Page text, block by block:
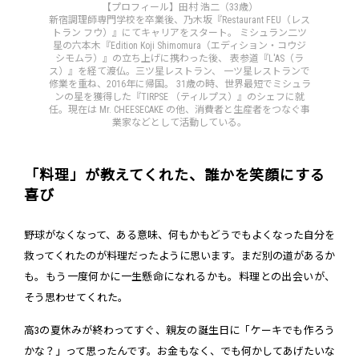
【プロフィール】田村 浩二（33歳）
新宿調理師専門学校を卒業後、乃木坂『Restaurant FEU（レス
トラン フウ）』にてキャリアをスタート。 ミシュラン二ツ
星の六本木『Edition Koji Shimomura（エディション・コウジ
シモムラ）』の立ち上げに携わった後、 表参道『L'AS（ラ
ス）』を経て渡仏。三ツ星レストラン、 一ツ星レストランで
修業を重ね、2016年に帰国。 31歳の時、世界最短でミシュラ
ンの星を獲得した『TIRPSE （ティルプス）』のシェフに就
任。現在は Mr. CHEESECAKE の他、消費者と生産者をつなぐ事
業家などとして活動している。
「料理」が教えてくれた、誰かを笑顔にする
喜び
野球がなくなって、ある意味、何もかもどうでもよくなった自分を
救ってくれたのが料理だったように思います。まだ別の道があるか
も。もう一度何かに一生懸命になれるかも。料理との出会いが、
そう思わせてくれた。
高3の夏休みが終わってすぐ、親友の誕生日に「ケーキでも作ろう
かな？」って思ったんです。お金もなく、でも何かしてあげたいな